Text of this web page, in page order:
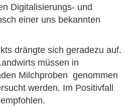
Digitalisierungs- und
einer uns bekannten
drängte sich geradezu auf.
müssen in
Milchproben genommen
werden. Im Positivfall
empfohlen.